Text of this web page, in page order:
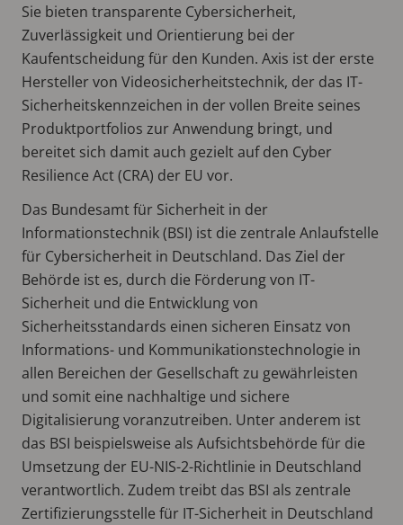
Sie bieten transparente Cybersicherheit,
Zuverlässigkeit und Orientierung bei der
Kaufentscheidung für den Kunden. Axis ist der erste
Hersteller von Videosicherheitstechnik, der das IT-
Sicherheitskennzeichen in der vollen Breite seines
Produktportfolios zur Anwendung bringt, und
bereitet sich damit auch gezielt auf den Cyber
Resilience Act (CRA) der EU vor.
Das Bundesamt für Sicherheit in der
Informationstechnik (BSI) ist die zentrale Anlaufstelle
für Cybersicherheit in Deutschland. Das Ziel der
Behörde ist es, durch die Förderung von IT-
Sicherheit und die Entwicklung von
Sicherheitsstandards einen sicheren Einsatz von
Informations- und Kommunikationstechnologie in
allen Bereichen der Gesellschaft zu gewährleisten
und somit eine nachhaltige und sichere
Digitalisierung voranzutreiben. Unter anderem ist
das BSI beispielsweise als Aufsichtsbehörde für die
Umsetzung der EU-NIS-2-Richtlinie in Deutschland
verantwortlich. Zudem treibt das BSI als zentrale
Zertifizierungsstelle für IT-Sicherheit in Deutschland